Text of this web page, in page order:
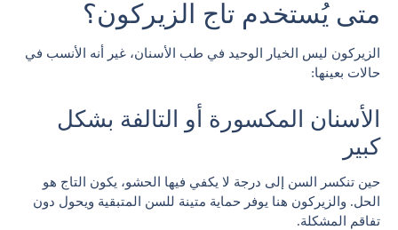
متى يُستخدم تاج الزيركون؟
الزيركون ليس الخيار الوحيد في طب الأسنان، غير أنه الأنسب في
حالات بعينها:
الأسنان المكسورة أو التالفة بشكل
كبير
حين تنكسر السن إلى درجة لا يكفي فيها الحشو، يكون التاج هو
الحل. والزيركون هنا يوفر حماية متينة للسن المتبقية ويحول دون
تفاقم المشكلة.